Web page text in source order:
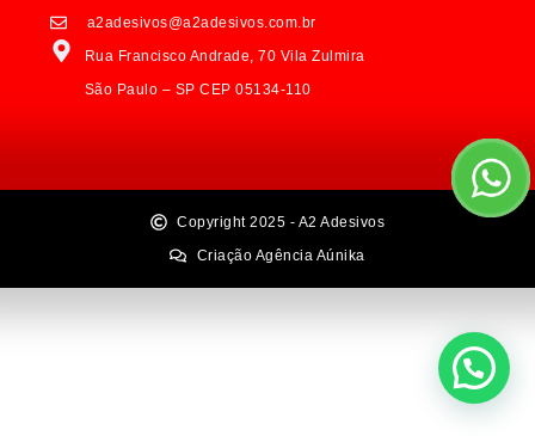
a2adesivos@a2adesivos.com.br
Rua Francisco Andrade, 70 Vila Zulmira
São Paulo – SP CEP 05134-110
Copyright 2025 - A2 Adesivos
Criação Agência Aúnika